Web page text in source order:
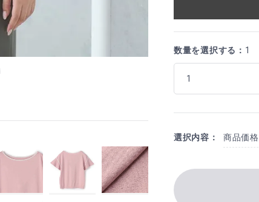
数量を選択する： 1
選択内容： 商品価格